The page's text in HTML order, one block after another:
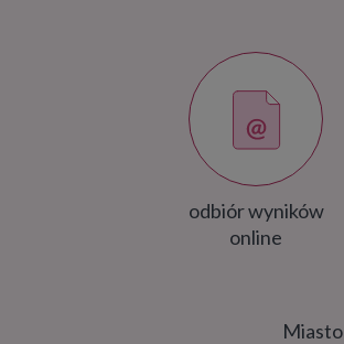
odbiór wyników
online
Miasto